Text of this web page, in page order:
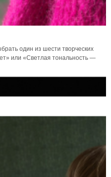
один из шести творческих
или «Светлая тональность —